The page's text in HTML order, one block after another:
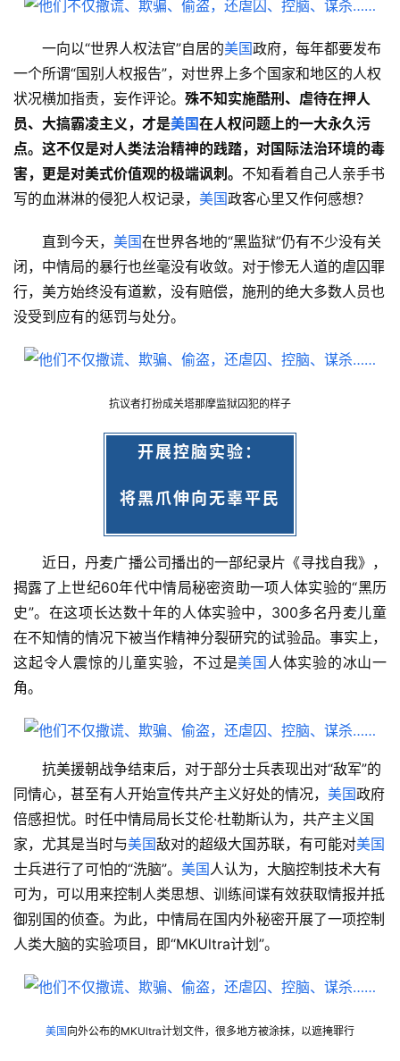
一向以“世界人权法官”自居的美国政府，每年都要发布
一个所谓“国别人权报告”，对世界上多个国家和地区的人权
状况横加指责，妄作评论。 殊不知实施酷刑、虐待在押人
员、大搞霸凌主义，才是美国在人权问题上的一大永久污
点。这不仅是对人类法治精神的践踏，对国际法治环境的毒
害，更是对美式价值观的极端讽刺。 不知看着自己人亲手书
写的血淋淋的侵犯人权记录， 美国政客心里又作何感想？
直到今天， 美国在世界各地的“黑监狱”仍有不少没有关
闭，中情局的暴行也丝毫没有收敛。对于惨无人道的虐囚罪
行，美方始终没有道歉，没有赔偿，施刑的绝大多数人员也
没受到应有的惩罚与处分。
抗议者打扮成关塔那摩监狱囚犯的样子
开展控脑实验：
将黑爪伸向无辜平民
近日，丹麦广播公司播出的一部纪录片《寻找自我》，
揭露了上世纪60年代中情局秘密资助一项人体实验的“黑历
史”。在这项长达数十年的人体实验中，300多名丹麦儿童
在不知情的情况下被当作精神分裂研究的试验品。事实上，
这起令人震惊的儿童实验，不过是美国 人体实验的冰山一
角。
抗美援朝战争结束后，对于部分士兵表现出对“敌军”的
同情心，甚至有人开始宣传共产主义好处的情况， 美国政府
倍感担忧。时任中情局局长艾伦·杜勒斯认为，共产主义国
家，尤其是当时与美国敌对的超级大国苏联，有可能对美国
士兵进行了可怕的“洗脑”。 美国人认为，大脑控制技术大有
可为，可以用来控制人类思想、训练间谍有效获取情报并抵
御别国的侦查。为此，中情局在国内外秘密开展了一项控制
人类大脑的实验项目，即“MKUltra计划”。
美国 向外公布的MKUltra计划 文件，很多地方被涂抹，以遮掩罪行